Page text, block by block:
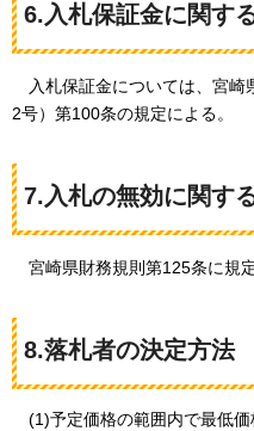
6.入札保証金に関す
入札保証金については、宮崎
2号）第100条の規定による。
7.入札の無効に関す
宮崎県財務規則第125条に規
8.落札者の決定方法
(1)予定価格の範囲内で最低